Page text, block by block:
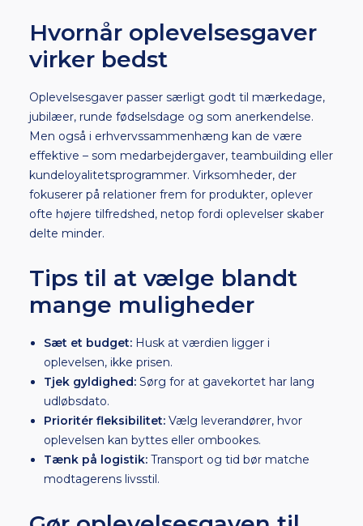
Hvornår oplevelsesgaver
virker bedst
Oplevelsesgaver passer særligt godt til mærkedage,
jubilæer, runde fødselsdage og som anerkendelse.
Men også i erhvervssammenhæng kan de være
effektive – som medarbejdergaver, teambuilding eller
kundeloyalitetsprogrammer. Virksomheder, der
fokuserer på relationer frem for produkter, oplever
ofte højere tilfredshed, netop fordi oplevelser skaber
delte minder.
Tips til at vælge blandt
mange muligheder
Sæt et budget: Husk at værdien ligger i
oplevelsen, ikke prisen.
Tjek gyldighed: Sørg for at gavekortet har lang
udløbsdato.
Prioritér fleksibilitet: Vælg leverandører, hvor
oplevelsen kan byttes eller ombookes.
Tænk på logistik: Transport og tid bør matche
modtagerens livsstil.